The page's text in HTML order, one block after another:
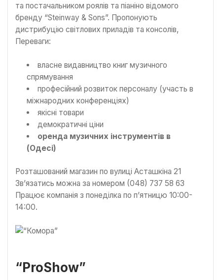
та постачальником роялів та піаніно відомого
бренду “Steinway & Sons”. Пропонують
дистрибуцію світлових приладів та консолів,
Переваги:
власне видавництво книг музичного
спрямування
професійний розвиток персоналу (участь в
міжнародних конференціях)
якісні товари
демократичні ціни
оренда музичних інструментів в
(Одесі)
Розташований магазин по вулиці Асташкіна 21
Зв’язатись можна за номером (048) 737 58 63
Працює компанія з понеділка по п’ятницю 10:00-
14:00.
“ProShow”